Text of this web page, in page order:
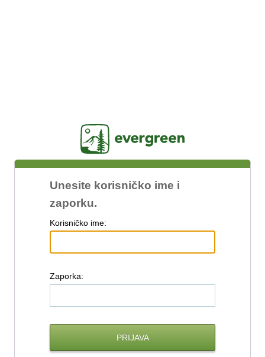
Unesite korisničko ime i
zaporku.
Korisničko ime:
Zaporka: